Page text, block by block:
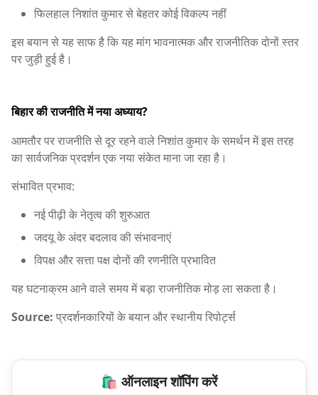
फिलहाल निशांत कुमार से बेहतर कोई विकल्प नहीं
इस बयान से यह साफ है कि यह मांग भावनात्मक और राजनीतिक दोनों स्तर
पर जुड़ी हुई है।
बिहार की राजनीति में नया अध्याय?
आमतौर पर राजनीति से दूर रहने वाले निशांत कुमार के समर्थन में इस तरह
का सार्वजनिक प्रदर्शन एक नया संकेत माना जा रहा है।
संभावित प्रभाव:
नई पीढ़ी के नेतृत्व की शुरुआत
जदयू के अंदर बदलाव की संभावनाएं
विपक्ष और सत्ता पक्ष दोनों की रणनीति प्रभावित
यह घटनाक्रम आने वाले समय में बड़ा राजनीतिक मोड़ ला सकता है।
Source: प्रदर्शनकारियों के बयान और स्थानीय रिपोर्ट्स
🛍️ ऑनलाइन शॉपिंग करें